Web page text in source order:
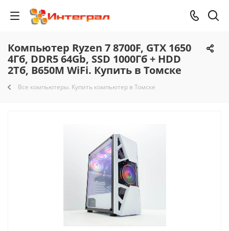
Компьютер Ryzen 7 8700F, GTX 1650
4Гб, DDR5 64Gb, SSD 1000Гб + HDD
2Тб, B650M WiFi. Купить в Томске
Все компьютеры. Купить компьютер в Томске